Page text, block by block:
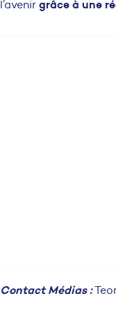
l’avenir grâce à une
Contact Médias :